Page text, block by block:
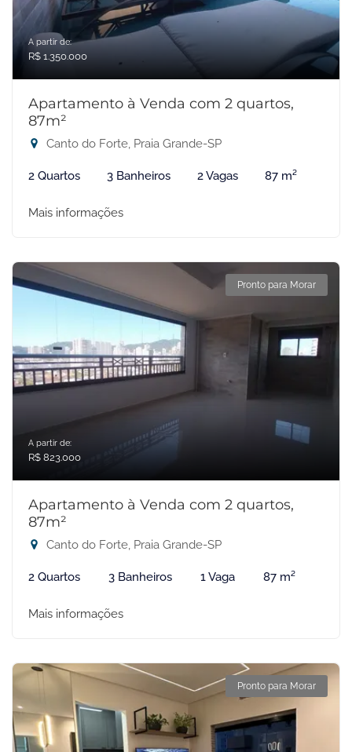
A partir de:
R$ 1.350.000
Apartamento à Venda com 2 quartos,
87m²
Canto do Forte, Praia Grande-SP
2 Quartos 3 Banheiros 2 Vagas 87 m²
Mais informações
Pronto para Morar
A partir de:
R$ 823.000
Apartamento à Venda com 2 quartos,
87m²
Canto do Forte, Praia Grande-SP
2 Quartos 3 Banheiros 1 Vaga 87 m²
Mais informações
Pronto para Morar